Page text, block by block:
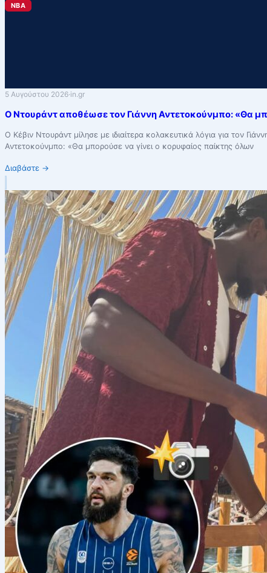
NBA
5 Αυγούστου 2026·in.gr
Ο Ντουράντ αποθέωσε τον Γιάννη Αντετοκούνμπο: «Θα
Ο Κέβιν Ντουράντ μίλησε με ιδιαίτερα κολακευτικά λόγια για τον
Αντετοκούνμπο: «Θα μπορούσε να γίνει ο κορυφαίος παίκτης όλων
Διαβάστε →
5 Αυγούστου 2026·Eurohoops
ΟΛΗ… η Εθνική Γαλλίας στη Μύκονο με τους "πράσινους"
Του Κώστα Παρασκευόπουλου / info@ eurohoops. net Οι διακοπές
Ματίας Λεσόρ και Γκερσόν Γιαμπουσέλε , που εθεάθησαν στο
Διαβάστε→
Basket League
5 Αυγούστου 2026 in.gr
Το Περιστέρι Betsson ανακοίνωσε τον Τζέιλεν Φιντς
Το Περιστέρι Betsson ανακοίνωσε την προσθήκη του Τζέιλεν Φιντς.